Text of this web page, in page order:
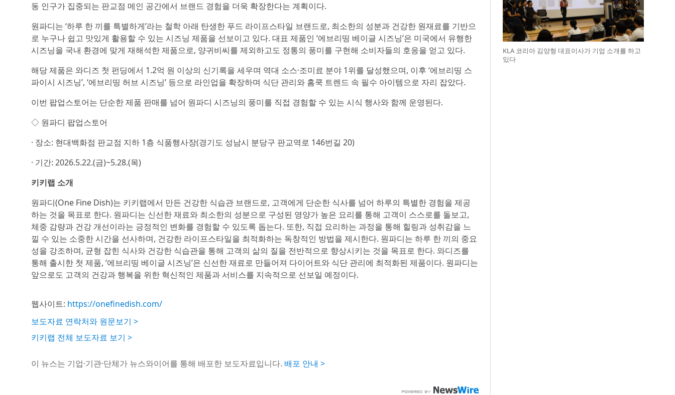
동 인구가 집중되는 판교점 메인 공간에서 브랜드 경험을 더욱 확장한다는 계획이다.
원파디는 ‘하루 한 끼를 특별하게’라는 철학 아래 탄생한 푸드 라이프스타일 브랜드로, 최소한의 성분과 건강한 원재료를 기반으
로 누구나 쉽고 맛있게 활용할 수 있는 시즈닝 제품을 선보이고 있다. 대표 제품인 ‘에브리띵 베이글 시즈닝’은 미국에서 유행한
시즈닝을 국내 환경에 맞게 재해석한 제품으로, 양귀비씨를 제외하고도 정통의 풍미를 구현해 소비자들의 호응을 얻고 있다.
해당 제품은 와디즈 첫 펀딩에서 1.2억 원 이상의 신기록을 세우며 역대 소스·조미료 분야 1위를 달성했으며, 이후 ‘에브리띵 스
파이시 시즈닝’, ‘에브리띵 허브 시즈닝’ 등으로 라인업을 확장하며 식단 관리와 홈쿡 트렌드 속 필수 아이템으로 자리 잡았다.
이번 팝업스토어는 단순한 제품 판매를 넘어 원파디 시즈닝의 풍미를 직접 경험할 수 있는 시식 행사와 함께 운영된다.
◇ 원파디 팝업스토어
· 장소: 현대백화점 판교점 지하 1층 식품행사장(경기도 성남시 분당구 판교역로 146번길 20)
· 기간: 2026.5.22.(금)~5.28.(목)
키키랩 소개
원파디(One Fine Dish)는 키키랩에서 만든 건강한 식습관 브랜드로, 고객에게 단순한 식사를 넘어 하루의 특별한 경험을 제공
하는 것을 목표로 한다. 원파디는 신선한 재료와 최소한의 성분으로 구성된 영양가 높은 요리를 통해 고객이 스스로를 돌보고,
체중 감량과 건강 개선이라는 긍정적인 변화를 경험할 수 있도록 돕는다. 또한, 직접 요리하는 과정을 통해 힐링과 성취감을 느
낄 수 있는 소중한 시간을 선사하며, 건강한 라이프스타일을 최적화하는 독창적인 방법을 제시한다. 원파디는 하루 한 끼의 중요
성을 강조하며, 균형 잡힌 식사와 건강한 식습관을 통해 고객의 삶의 질을 전반적으로 향상시키는 것을 목표로 한다. 와디즈를
통해 출시한 첫 제품, ‘에브리띵 베이글 시즈닝’은 신선한 재료로 만들어져 다이어트와 식단 관리에 최적화된 제품이다. 원파디는
앞으로도 고객의 건강과 행복을 위한 혁신적인 제품과 서비스를 지속적으로 선보일 예정이다.
웹사이트: https://onefinedish.com/
보도자료 연락처와 원문보기 >
키키랩 전체 보도자료 보기 >
이 뉴스는 기업·기관·단체가 뉴스와이어를 통해 배포한 보도자료입니다. 배포 안내 >
KLA 코리아 김양형 대표이사가 기업 소개를 하고
있다